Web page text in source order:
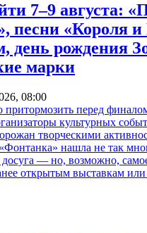
7–9 августа:
песни «Короля
день рождения
марки
08:00
перед
культурных
творческими
«Фонтанка» нашла не так
досуга — но, возможно,
открытым выставкам или